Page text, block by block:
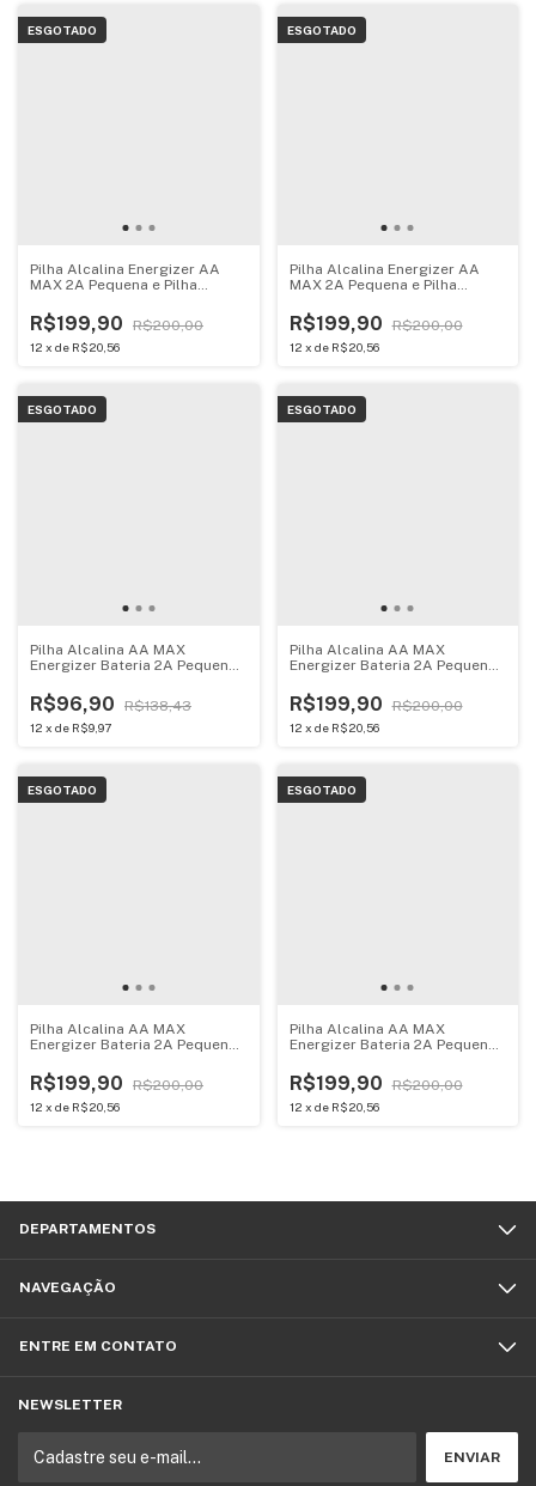
ESGOTADO
Pilha Alcalina Energizer AA
MAX 2A Pequena e Pilha
kit 16 unidades
R$199,90 R$200,00
12 x de R$20,56
ESGOTADO
Pilha Alcalina Energizer AA
MAX 2A Pequena e Pilha
kit 12 unidades
R$199,90 R$200,00
12 x de R$20,56
ESGOTADO
Pilha Alcalina AA MAX
Energizer Bateria 2A Pequena
R$96,90 R$138,43
12 x de R$9,97
ESGOTADO
Pilha Alcalina AA MAX
Energizer Bateria 2A Pequena
R$199,90 R$200,00
12 x de R$20,56
ESGOTADO
Pilha Alcalina AA MAX
Energizer Bateria 2A Pequena
R$199,90 R$200,00
12 x de R$20,56
ESGOTADO
Pilha Alcalina AA MAX
Energizer Bateria 2A Pequena
R$199,90 R$200,00
12 x de R$20,56
DEPARTAMENTOS
NAVEGAÇÃO
ENTRE EM CONTATO
NEWSLETTER